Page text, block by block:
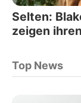
Selten:
zeigen
Top News